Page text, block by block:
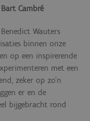
Cambré
Wauters
binnen onze
op een inspirerende
met een
zeker op zo’n
er en de
bijgebracht rond